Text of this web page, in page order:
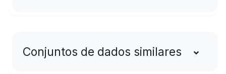
Conjuntos de dados similares